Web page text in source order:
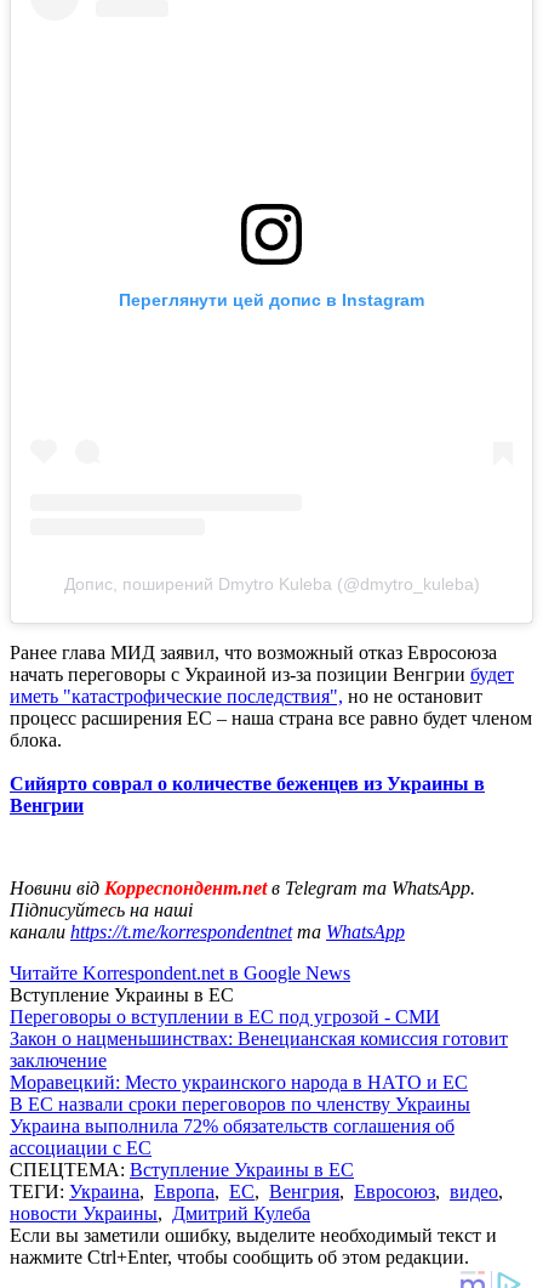
Переглянути цей допис в Instagram
Допис, поширений Dmytro Kuleba (@dmytro_kuleba)
Ранее глава МИД заявил, что возможный отказ Евросоюза
начать переговоры с Украиной из-за позиции Венгрии будет
иметь "катастрофические последствия", но не остановит
процесс расширения ЕС – наша страна все равно будет членом
блока.
Сийярто соврал о количестве беженцев из Украины в
Венгрии
Новини від Корреспондент.netв Telegram та WhatsApp.
Підписуйтесь на наші
канали https://t.me/korrespondentnetта WhatsApp
Читайте Korrespondent.net в Google News
Вступление Украины в ЕС
Переговоры о вступлении в ЕС под угрозой - СМИ
Закон о нацменьшинствах: Венецианская комиссия готовит
заключение
Моравецкий: Место украинского народа в НАТО и ЕС
В ЕС назвали сроки переговоров по членству Украины
Украина выполнила 72% обязательств соглашения об
ассоциации с ЕС
СПЕЦТЕМА: Вступление Украины в ЕС
ТЕГИ: Украина, Европа, ЕС, Венгрия, Евросоюз, видео,
новости Украины, Дмитрий Кулеба
Если вы заметили ошибку, выделите необходимый текст и
нажмите Ctrl+Enter, чтобы сообщить об этом редакции.